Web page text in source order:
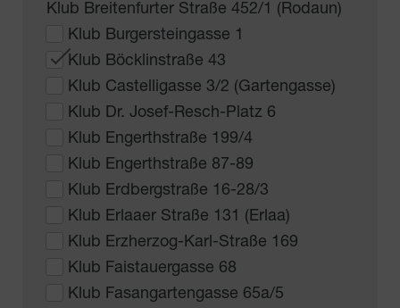
Klub Breitenfurter Straße 452/1 (Rodaun)
Klub Burgersteingasse 1
Klub Böcklinstraße 43
Klub Castelligasse 3/2 (Gartengasse)
Klub Dr. Josef-Resch-Platz 6
Klub Engerthstraße 199/4
Klub Engerthstraße 87-89
Klub Erdbergstraße 16-28/3
Klub Erlaaer Straße 131 (Erlaa)
Klub Erzherzog-Karl-Straße 169
Klub Faistauergasse 68
Klub Fasangartengasse 65a/5